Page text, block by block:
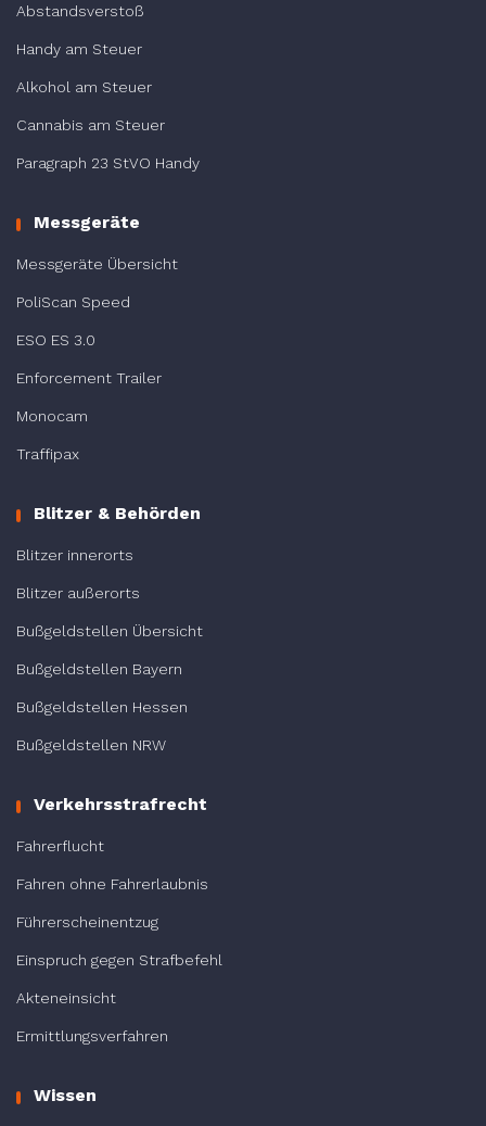
Abstandsverstoß
Handy am Steuer
Alkohol am Steuer
Cannabis am Steuer
Paragraph 23 StVO Handy
Messgeräte
Messgeräte Übersicht
PoliScan Speed
ESO ES 3.0
Enforcement Trailer
Monocam
Traffipax
Blitzer & Behörden
Blitzer innerorts
Blitzer außerorts
Bußgeldstellen Übersicht
Bußgeldstellen Bayern
Bußgeldstellen Hessen
Bußgeldstellen NRW
Verkehrsstrafrecht
Fahrerflucht
Fahren ohne Fahrerlaubnis
Führerscheinentzug
Einspruch gegen Strafbefehl
Akteneinsicht
Ermittlungsverfahren
Wissen